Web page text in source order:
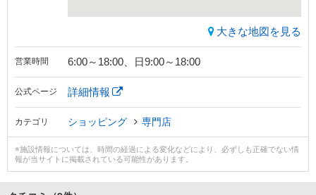
大きな地図を見る
営業時間 6:00～18:00、日9:00～18:00
公式ページ 詳細情報
カテゴリ ショッピング 専門店
※施設情報については、時間の経過による変化などにより、必ずしも正確でない情
報が当サイトに掲載されている可能性があります。